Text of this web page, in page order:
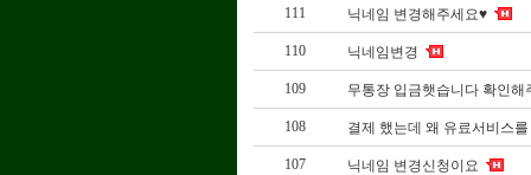
111 닉네임 변경해주세요♥
110 닉네임변경
109 무통장 입금햇습니다 확인해
108 결제 했는데 왜 유료서비스
107 닉네임 변경신청이요